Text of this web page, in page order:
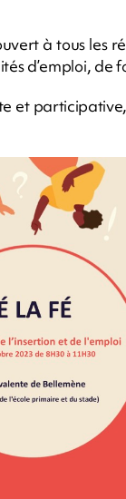
à tous les
d’emploi, de
et